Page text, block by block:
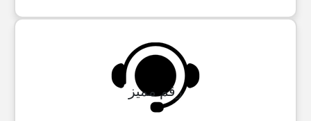
رقم مميز